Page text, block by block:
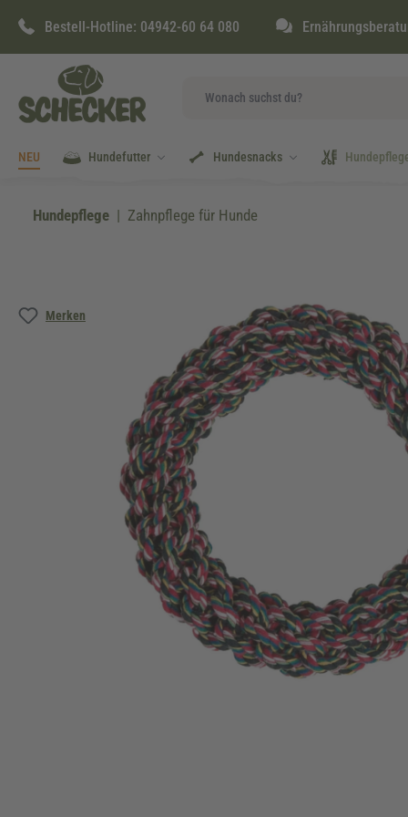
Zur Hauptnavigation springen
Bestell-Hotline: 04942-60 64 080
NEU Hundefutter Hundesnacks
Hundepflege Zahnpflege für Hunde
Merken
Bildergalerie überspringen